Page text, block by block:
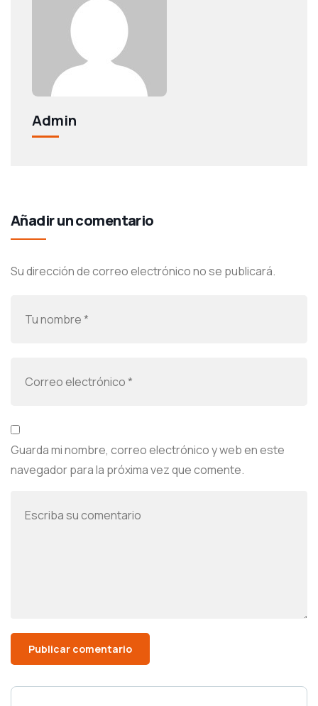
Admin
Añadir un comentario
Su dirección de correo electrónico no se publicará.
Guarda mi nombre, correo electrónico y web en este
navegador para la próxima vez que comente.